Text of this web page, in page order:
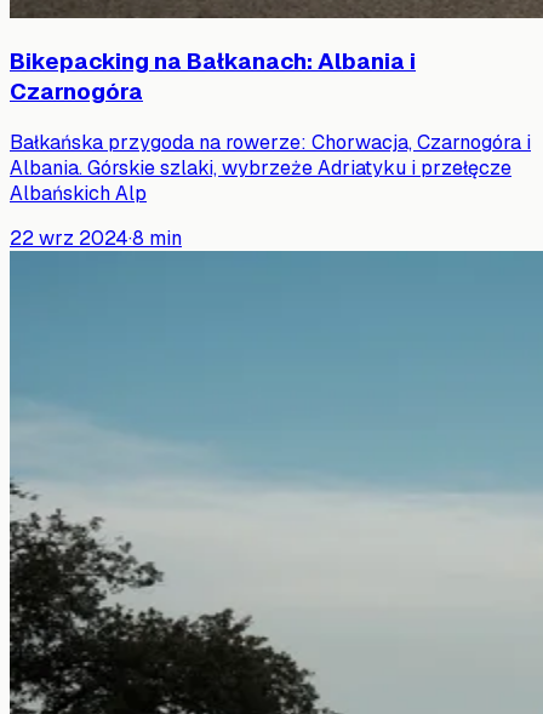
Bikepacking na Bałkanach: Albania i
Czarnogóra
Bałkańska przygoda na rowerze: Chorwacja, Czarnogóra i
Albania. Górskie szlaki, wybrzeże Adriatyku i przełęcze
Albańskich Alp
22 wrz 2024·8 min